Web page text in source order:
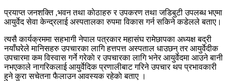
प्रयाप्त जनशक्ति ,भवन तथा काेठाहरु र उपकरण तथा जडिबुटी उपलब्ध भएमा
आयुर्वेद सेवा केन्द्रलाई अस्पतालका रुपमा विकास गर्न सकिने कडेलले बताए।
त्यसै कार्यक्रममा सहभागी नेपाल पत्रकार महासंघ रामेछापका अध्यक्ष बद्री
नयाँघरेले मानिसहरु उपचारका लागि हत्तपत्त अस्पताल धाउछन् तर आयुर्वेदीक
उपचारमा कम विस्वास गर्ने गरेकाे र उपचारका लागि भनेर आयुर्वेदमा आउने बानी
नभएकाले नागरिकलाई आयुर्वेदिक प्रणालीबाट गरिने उपचार थप प्रभावकारी
हुने कुरा सचेतना फैलाउन आवस्यक रहेकाे बताए ।